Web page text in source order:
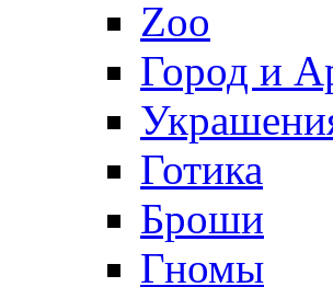
Zoo
Город и
Готика
Броши
Гномы